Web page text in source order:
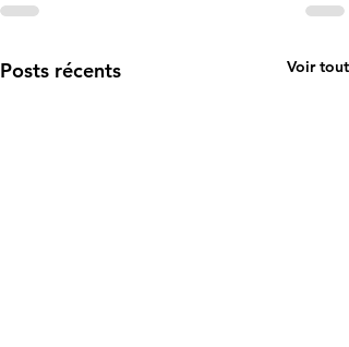
Posts récents Voir tout